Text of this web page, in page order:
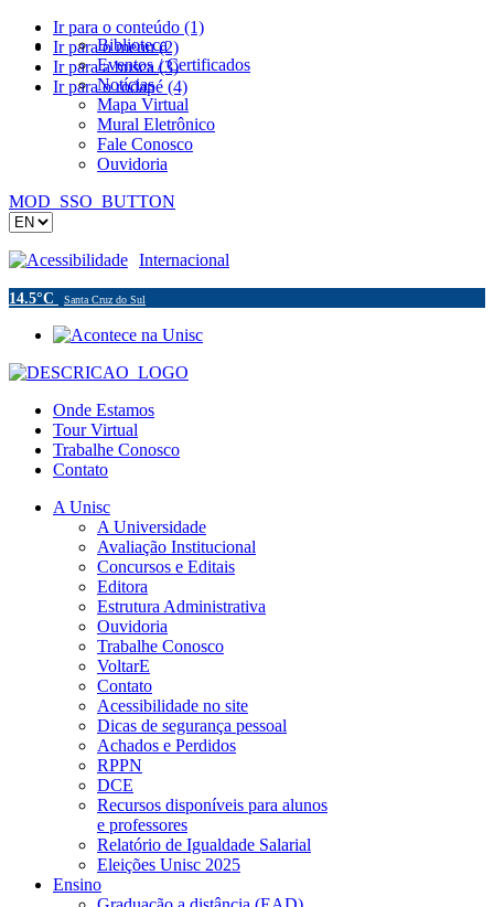
Ir para o conteúdo (1)
Ir para o menu (2)
Ir para a busca (3)
Ir para o rodapé (4)
Biblioteca
Eventos / Certificados
Notícias
Mapa Virtual
Mural Eletrônico
Fale Conosco
Ouvidoria
MOD_SSO_BUTTON
Acessibilidade Internacional
14.5°C Santa Cruz do Sul
Onde Estamos
Tour Virtual
Trabalhe Conosco
Contato
A Unisc
A Universidade
Avaliação Institucional
Concursos e Editais
Editora
Estrutura Administrativa
Ouvidoria
Trabalhe Conosco
VoltarE
Contato
Acessibilidade no site
Dicas de segurança pessoal
Achados e Perdidos
RPPN
DCE
Recursos disponíveis para alunos
e professores
Relatório de Igualdade Salarial
Eleições Unisc 2025
Ensino